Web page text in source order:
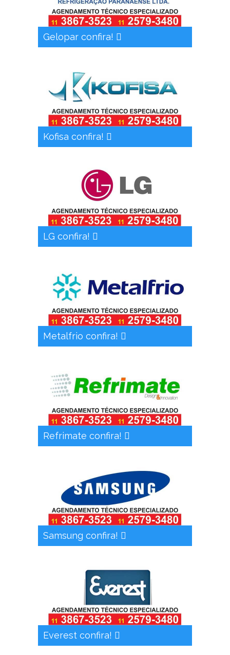
Gelopar confira!
Kofisa confira!
LG confira!
Metalfrio confira!
Refrimate confira!
Samsung confira!
Everest confira!